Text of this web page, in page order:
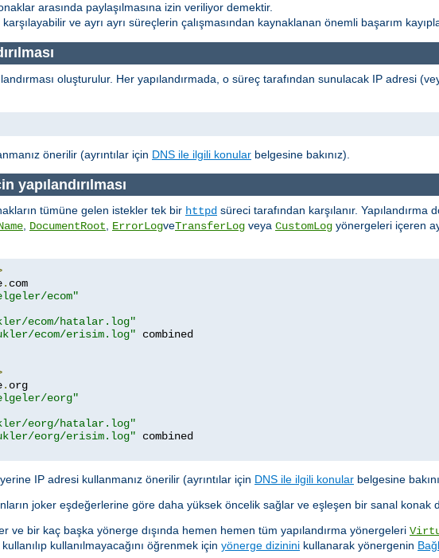
arasında paylaşılmasına izin veriliyor demektir.
ve ayrı ayrı süreçlerin çalışmasından kaynaklanan önemli başarım
oluşturulur. Her yapılandırmada, o süreç tarafından sunulacak IP adresi
önerilir (ayrıntılar için DNS ile ilgili konular belgesine bakınız).
yapılandırılması
tümüne gelen istekler tek bir httpd süreci tarafından karşılanır. Yapılandırma
, DocumentRoot, ErrorLogveTransferLog veya CustomLog yönergeleri içeren
. com
ecom"
ecom/hatalar.log"
ecom/erisim.log"
. org
eorg"
eorg/hatalar.log"
eorg/erisim.log"
IP adresi kullanmanız önerilir (ayrıntılar için DNS ile ilgili konular belgesine
joker eşdeğerlerine göre daha yüksek öncelik sağlar ve eşleşen bir sanal konak
ve bir kaç başka yönerge dışında hemen hemen tüm yapılandırma yönergeleri
kullanılmayacağını öğrenmek için yönerge dizinini kullanarak yönergenin